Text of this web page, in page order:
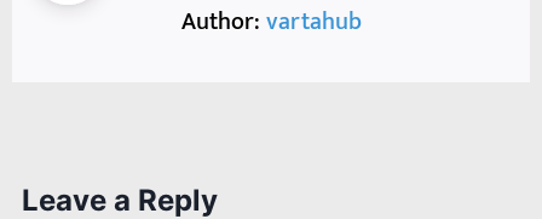
Author:vartahub
Leave a Reply